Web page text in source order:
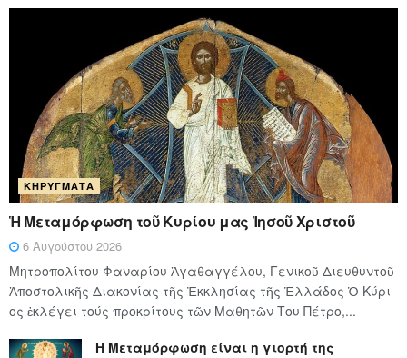
ΚΗΡΎΓΜΑΤΑ
Ἡ Μεταμόρφωση τοῦ Κυρίου μας Ἰησοῦ Χριστοῦ
6 Αυγούστου 2026
Μητροπολίτου Φαναρίου Ἀγαθαγγέλου, Γενικοῦ Διευθυντοῦ
Ἀποστολικῆς Διακονίας τῆς Ἐκκλησίας τῆς Ἑλλάδος Ὁ Κύ­ρι­
ος ἐκλέγει τούς προ­κρί­τους τῶν Μα­θη­τῶν Του Πέ­τρο,...
Η Μεταμόρφωση είναι η γιορτή της